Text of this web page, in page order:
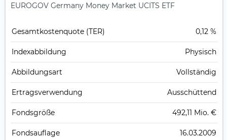
EUROGOV Germany Money Market UCITS ETF
Gesamt­kosten­quote (TER) 0,12 %
Index­abbildung Physisch
Abbildungs­art Vollständig
Ertrags­verwendung Ausschüttend
Fonds­größe 492,11 Mio. €
Fonds­auflage 16.03.2009